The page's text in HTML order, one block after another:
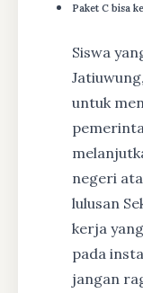
Paket C bisa
Siswa
untuk
negeri
lulusan
kerja
pada
jangan